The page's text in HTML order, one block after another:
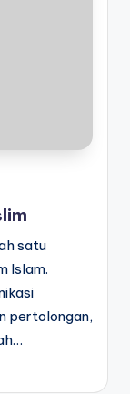
satu
Islam.
pertolongan,